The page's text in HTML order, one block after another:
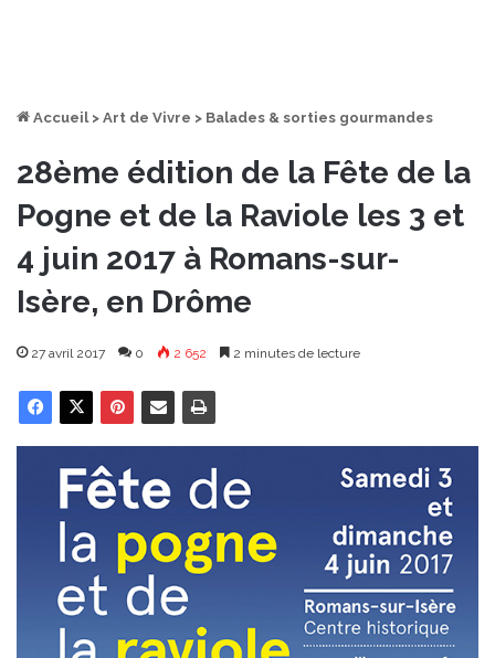
Accueil > Art de Vivre > Balades & sorties gourmandes
28ème édition de la Fête de la
Pogne et de la Raviole les 3 et
4 juin 2017 à Romans-sur-
Isère, en Drôme
27 avril 2017 0 2 652 2 minutes de lecture